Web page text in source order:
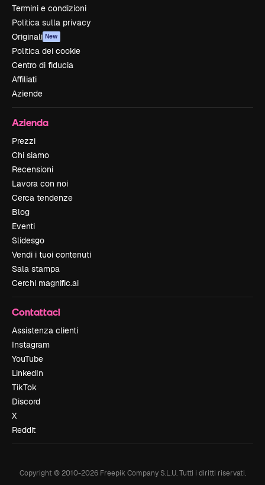
Termini e condizioni
Politica sulla privacy
Originali New
Politica dei cookie
Centro di fiducia
Affiliati
Aziende
Azienda
Prezzi
Chi siamo
Recensioni
Lavora con noi
Cerca tendenze
Blog
Eventi
Slidesgo
Vendi i tuoi contenuti
Sala stampa
Cerchi magnific.ai
Contattaci
Assistenza clienti
Instagram
YouTube
LinkedIn
TikTok
Discord
X
Reddit
Copyright © 2010-2026Freepik Company S.L.U. Tutti i diritti riservati.